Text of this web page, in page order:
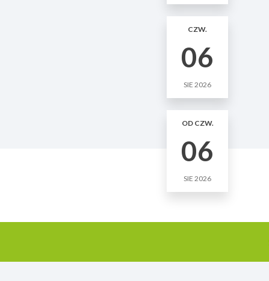
CZW.
06
SIE 2026
OD CZW.
06
SIE 2026